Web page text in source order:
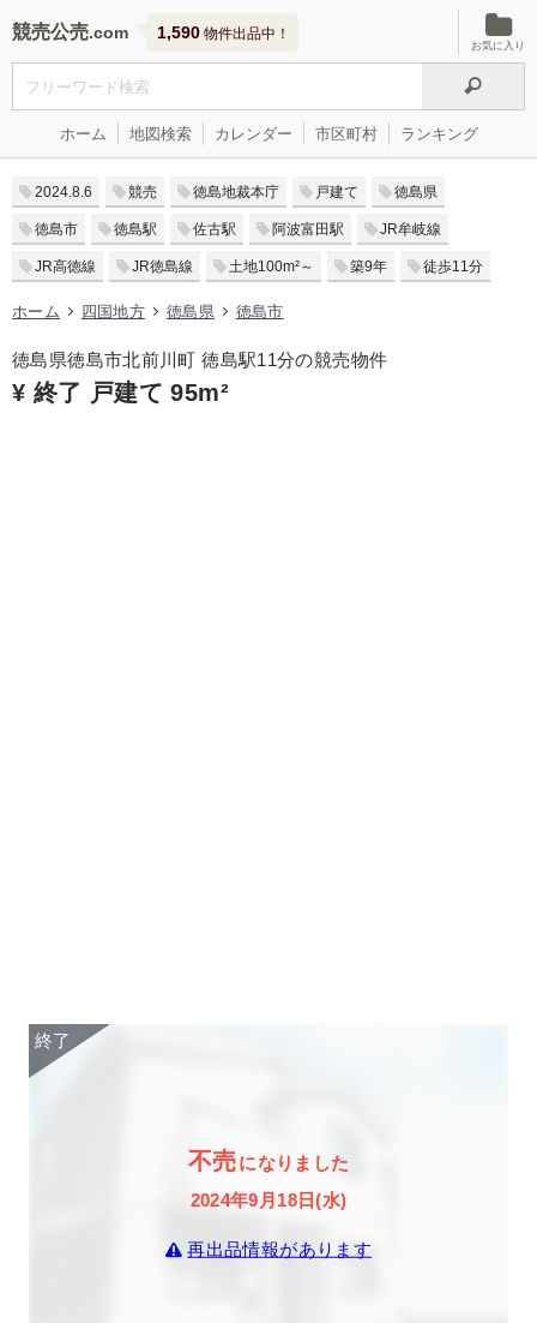
競売公売 1,590 物件出品中！
お気に入り
ホーム 地図検索 カレンダー 市区町村 ランキング
2024.8.6 競売 徳島地裁本庁 戸建て 徳島県
徳島市 徳島駅 佐古駅 阿波富田駅 JR牟岐線
JR高徳線 JR徳島線 土地100m²～ 築9年 徒歩11分
ホーム 四国地方 徳島県 徳島市
徳島県徳島市北前川町 徳島駅11分の競売物件
¥ 終了 戸建て 95m²
不売になりました
2024年9月18日(水)
再出品情報があります